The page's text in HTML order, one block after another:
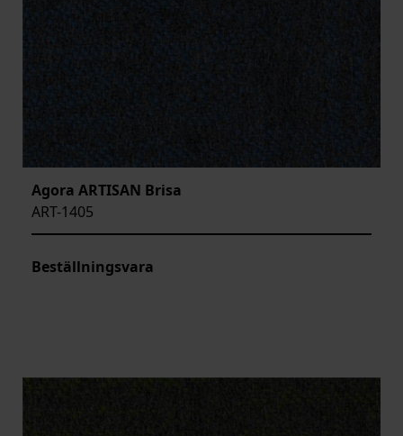
Agora ARTISAN Brisa
ART-1405
Beställningsvara